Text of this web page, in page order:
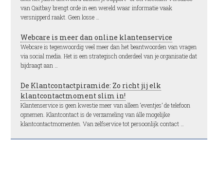
van Qaitbay brengt orde in een wereld waar informatie vaak
versnipperd raakt. Geen losse …
Webcare is meer dan online klantenservice
Webcare is tegenwoordig veel meer dan het beantwoorden van vragen
via social media. Het is een strategisch onderdeel van je organisatie dat
bijdraagt aan …
De Klantcontactpiramide: Zo richt jij elk
klantcontactmoment slim in!
Klantenservice is geen kwestie meer van alleen ‘eventjes’ de telefoon
opnemen. Klantcontact is de verzameling van álle mogelijke
klantcontactmomenten. Van zelfservice tot persoonlijk contact …